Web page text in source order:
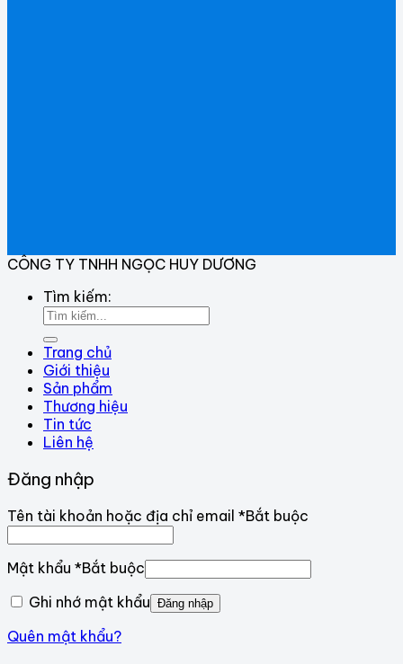
CÔNG TY TNHH NGỌC HUY DƯƠNG
Tìm kiếm:
Trang chủ
Giới thiệu
Sản phẩm
Thương hiệu
Tin tức
Liên hệ
Đăng nhập
Tên tài khoản hoặc địa chỉ email *Bắt buộc
Mật khẩu *Bắt buộc
Ghi nhớ mật khẩu Đăng nhập
Quên mật khẩu?